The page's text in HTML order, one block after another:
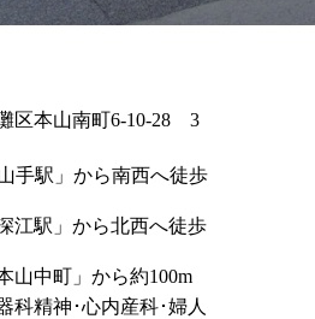
区本山南町6-10-28 3
手駅」から南西へ徒歩
江駅」から北西へ徒歩
山中町」から約100m
科精神･心内産科･婦人